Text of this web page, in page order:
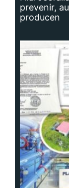
prevenir,
producen